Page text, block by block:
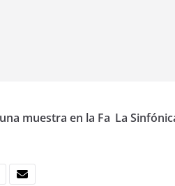
muestra en la Fa La